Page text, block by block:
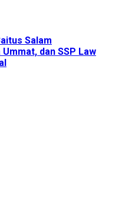
Salam
dan SSP Law